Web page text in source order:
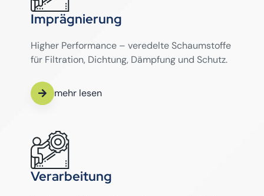
Imprägnierung
Higher Performance – veredelte Schaumstoffe
für Filtration, Dichtung, Dämpfung und Schutz.
mehr lesen
Verarbeitung